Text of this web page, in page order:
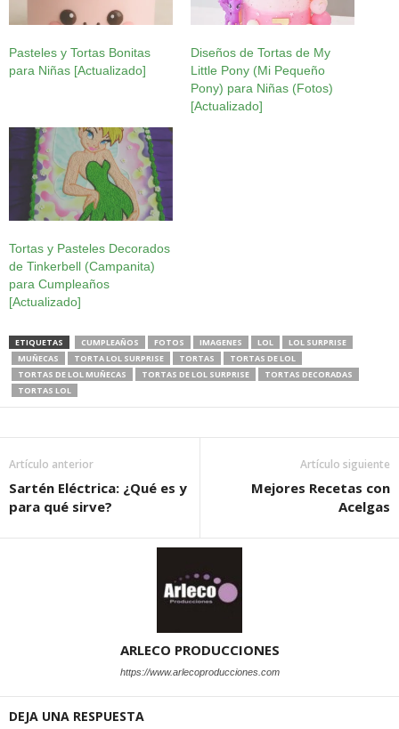
Pasteles y Tortas Bonitas
para Niñas [Actualizado]
Diseños de Tortas de My
Little Pony (Mi Pequeño
Pony) para Niñas (Fotos)
[Actualizado]
Tortas y Pasteles Decorados
de Tinkerbell (Campanita)
para Cumpleaños
[Actualizado]
ETIQUETAS CUMPLEAÑOS FOTOS IMAGENES LOL
LOL SURPRISE
MUÑECAS
TORTA LOL SURPRISE TORTAS
TORTAS DE LOL
TORTAS DE LOL MUÑECAS
TORTAS DE LOL SURPRISE
TORTAS DECORADAS
TORTAS LOL
Artículo anterior
Sartén Eléctrica: ¿Qué es y
para qué sirve?
Artículo siguiente
Mejores Recetas con
Acelgas
ARLECO PRODUCCIONES
https://www.arlecoproducciones.com
DEJA UNA RESPUESTA